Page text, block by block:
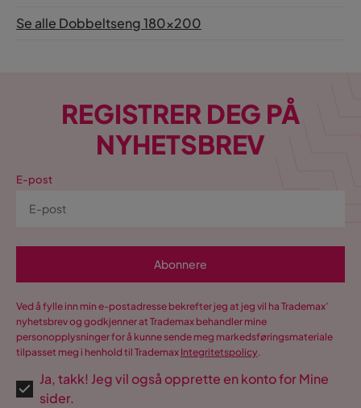
Se alle Dobbeltseng 180x200
REGISTRER DEG PÅ
NYHETSBREV
E-post
Abonnere
Ved å fylle inn min e-postadresse bekrefter jeg at jeg vil ha Trademax’
nyhetsbrev og godkjenner at Trademax behandler mine
personopplysninger for å kunne sende meg markedsføringsmateriale
tilpasset meg i henhold til Trademax Integritetspolicy.
Ja, takk! Jeg vil også opprette en konto for Mine
sider.